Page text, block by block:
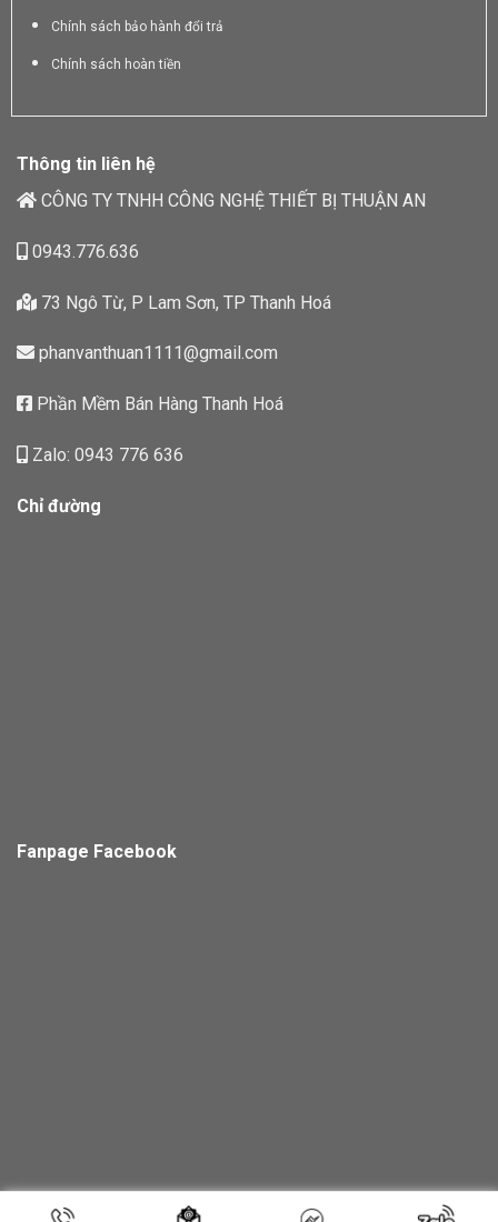
Chính sách bảo hành đổi trả
Chính sách hoàn tiền
Thông tin liên hệ
CÔNG TY TNHH CÔNG NGHỆ THIẾT BỊ THUẬN AN
0943.776.636
73 Ngô Từ, P Lam Sơn, TP Thanh Hoá
phanvanthuan1111@gmail.com
Phần Mềm Bán Hàng Thanh Hoá
Zalo: 0943 776 636
Chỉ đường
Fanpage Facebook